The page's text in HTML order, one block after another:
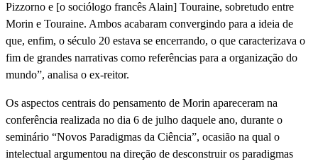
Pizzorno e [o sociólogo francês Alain] Touraine, sobretudo entre
Morin e Touraine. Ambos acabaram convergindo para a ideia de
que, enfim, o século 20 estava se encerrando, o que caracterizava o
fim de grandes narrativas como referências para a organização do
mundo”, analisa o ex-reitor.
Os aspectos centrais do pensamento de Morin apareceram na
conferência realizada no dia 6 de julho daquele ano, durante o
seminário “Novos Paradigmas da Ciência”, ocasião na qual o
intelectual argumentou na direção de desconstruir os paradigmas